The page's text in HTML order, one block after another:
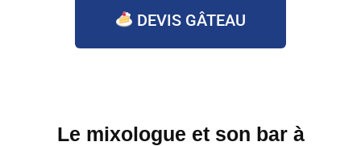
DEVIS GÂTEAU
Le mixologue et son bar à